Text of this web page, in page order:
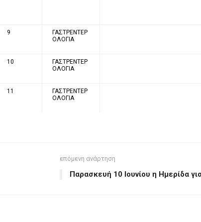
9
ΓΑΣΤΡΕΝΤΕΡ
ΟΛΟΓΙΑ
10
ΓΑΣΤΡΕΝΤΕΡ
ΟΛΟΓΙΑ
11
ΓΑΣΤΡΕΝΤΕΡ
ΟΛΟΓΙΑ
επόμενη ανάρτηση
Παρασκευή 10 Ιουνίου η Ημερίδα